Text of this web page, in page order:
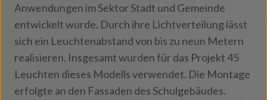
Anwendungen im Sektor Stadt und Gemeinde
entwickelt wurde. Durch ihre Lichtverteilung lässt
sich ein Leuchtenabstand von bis zu neun Metern
realisieren. Insgesamt wurden für das Projekt 45
Leuchten dieses Modells verwendet. Die Montage
erfolgte an den Fassaden des Schulgebäudes.